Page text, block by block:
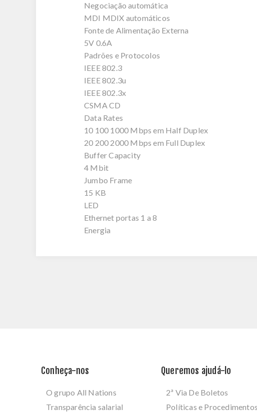
Negociação automática
MDI MDIX automáticos
Fonte de Alimentação Externa
5V 0.6A
Padrões e Protocolos
IEEE 802.3
IEEE 802.3u
IEEE 802.3x
CSMA CD
Data Rates
10 100 1000 Mbps em Half Duplex
20 200 2000 Mbps em Full Duplex
Buffer Capacity
4 Mbit
Jumbo Frame
15 KB
LED
Ethernet portas 1 a 8
Energia
Conheça-nos
O grupo All Nations
Transparência salarial
Queremos ajudá-lo
2ª Via De Boletos
Políticas e Procedimentos